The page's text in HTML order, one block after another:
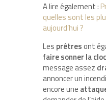
A lire également :
quelles sont les
aujourd’hui ?
Les prêtresont
faire sonner la
message assez
annoncer un
encore une